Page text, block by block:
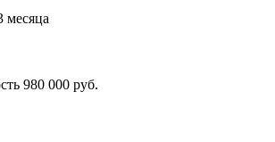
месяца
980 000 руб.